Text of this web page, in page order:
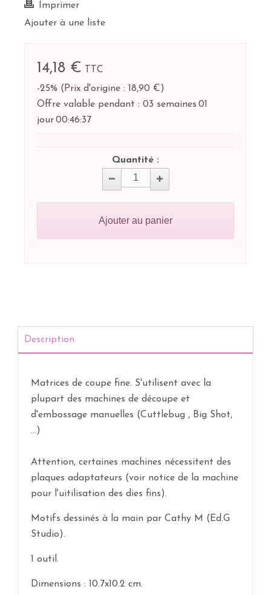
Imprimer
Ajouter à une liste
14,18 €
TTC
-25% ( Prix d'origine : 18,90 €)
Offre valable pendant : 03 semaines 01
jour00:46:37
Quantité :
Ajouter au panier
Description
Matrices de coupe fine. S'utilisent avec la
plupart des machines de découpe et
d'embossage manuelles (Cuttlebug , Big Shot,
...)
Attention, certaines machines nécessitent des
plaques adaptateurs (voir notice de la machine
pour l'uitilisation des dies fins).
Motifs dessinés à la main par Cathy M (Ed.G
Studio).
1 outil.
Dimensions : 10.7x10.2 cm.